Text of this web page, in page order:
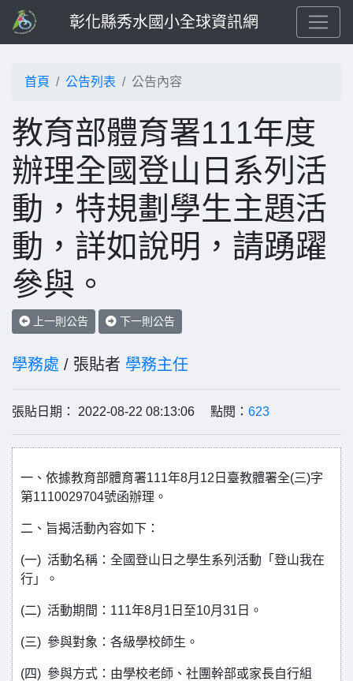
彰化縣秀水國小全球資訊網
首頁 公告列表 公告內容
教育部體育署111年度
辦理全國登山日系列活
動，特規劃學生主題活
動，詳如說明，請踴躍
參與。
上一則公告 下一則公告
學務處 / 張貼者 學務主任
張貼日期： 2022-08-22 08:13:06 點閱： 623
一、依據教育部體育署111年8月12日臺教體署全(三)字
第1110029704號函辦理。
二、旨揭活動內容如下：
(一) 活動名稱：全國登山日之學生系列活動「登山我在
行」。
(二) 活動期間：111年8月1日至10月31日。
(三) 參與對象：各級學校師生。
(四) 參與方式：由學校老師、社團幹部或家長自行組